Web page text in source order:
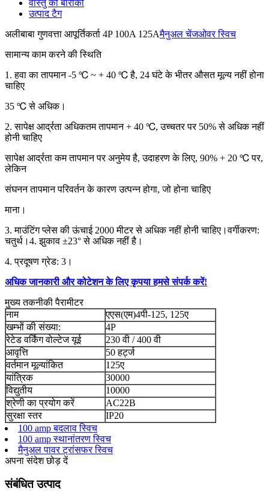
वास्तु की बारीकी
उत्पाद टैग
अलीबाबा गुणवत्ता आपूर्तिकर्ता 4P 100A 125Aमैनुअल चेंजओवर स्विच
सामान्य काम करने की स्थिति
1. हवा का तापमान -5 ℃ ~ + 40 ℃ है, 24 घंटे के भीतर औसत मूल्य नहीं होना
चाहिए
35 ℃ से अधिक।
2. सापेक्ष आर्द्रता अधिकतम तापमान + 40 ℃, उच्चतर पर 50% से अधिक नहीं
होनी चाहिए
सापेक्ष आर्द्रता कम तापमान पर अनुमेय है, उदाहरण के लिए, 90% + 20 ℃ पर,
लेकिन
संघनन तापमान परिवर्तन के कारण उत्पन्न होगा, जो होना चाहिए
माना।
3. माउंटिंग प्लेस की ऊंचाई 2000 मीटर से अधिक नहीं होनी चाहिए।वर्गीकरण:
चतुर्थ।4. झुकाव ±23° से अधिक नहीं है।
4. प्रदूषण ग्रेड: 3।
अधिक जानकारी और कोटेशन के लिए कृपया हमसे संपर्क करें!
मुख्य तकनीकी पैरामीटर
नाम
एएस(एम)4पी-125, 125ए
खम्भों की संख्या:
4P
रेटेड वर्किंग वोल्टेज यूई
230 वी / 400 वी
आवृत्ति
50 हर्ट्ज
वर्तमान मूल्यांकित
125ए
यांत्रिक
30000
विद्युतीय
10000
श्रेणी का प्रयोग करें
AC22B
सुरक्षा स्तर
IP20
100 amp बदलाव स्विच
100 amp स्थानांतरण स्विच
मैनुअल पावर ट्रांसफर स्विच
अपना संदेश छोड़ दें
संबंधित उत्पाद